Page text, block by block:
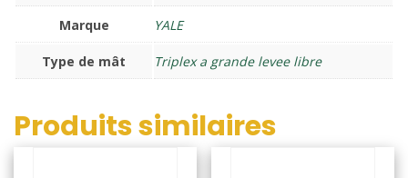
Marque YALE
Type de mât Triplex a grande levee libre
Produits similaires